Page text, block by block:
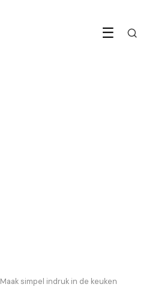
☰
Maak simpel indruk in de keuken